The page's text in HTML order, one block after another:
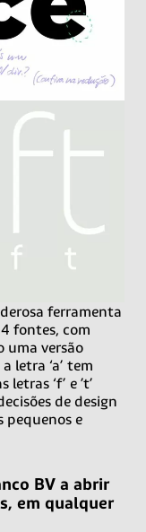
ferramenta
fontes, com
uma versão
letra ‘a’ tem
‘f’ e ’t’
de design
e
BV a abrir
em qualquer